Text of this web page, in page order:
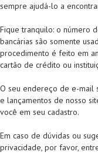
sempre ajudá-lo a
Fique tranquilo: o número
bancárias são somente
procedimento é feito em
cartão de crédito ou
O seu endereço de e-mail
e lançamentos de nosso
você em seu cadastro.
Em caso de dúvidas ou
privacidade, por favor,